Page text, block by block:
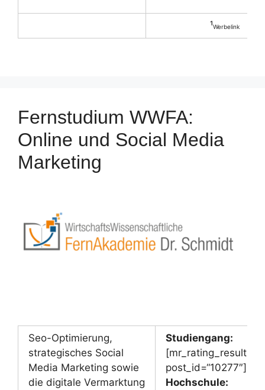
¹Werbelink
Fernstudium WWFA:
Online und Social Media
Marketing
Seo-Optimierung,
strategisches Social
Media Marketing sowie
die digitale Vermarktung
Studiengang:
[mr_rating_result
post_id=“10277″]
Hochschule: